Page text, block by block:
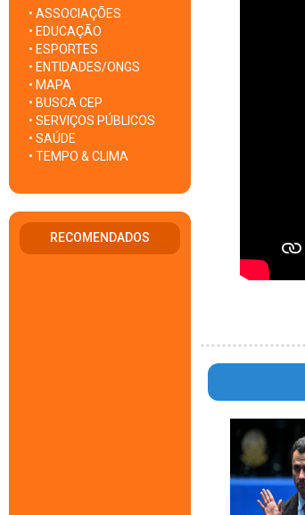
• ASSOCIAÇÕES
• EDUCAÇÃO
• ESPORTES
• ENTIDADES/ONGS
• MAPA
• BUSCA CEP
• SERVIÇOS PÚBLICOS
• SAÚDE
• TEMPO & CLIMA
RECOMENDADOS